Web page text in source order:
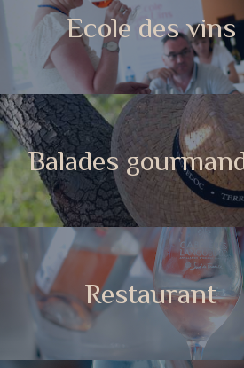
Ecole des vins
Balades
Restaurant